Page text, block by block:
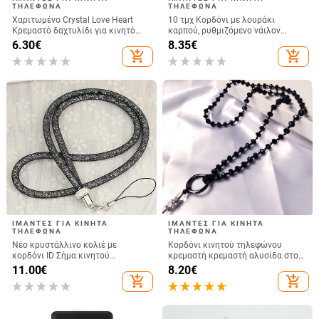
ΤΗΛΈΦΩΝΑ
Χαριτωμένο Crystal Love Heart
Κρεμαστό δαχτυλίδι για κινητό
τηλέφωνο Lanyard Strap Anti-Lost
βραχιόλι για Iphone Αλυσίδα
τηλεφώνου Samsung Keychain
6.30€
add_shopping_cart
ΤΗΛΈΦΩΝΑ
10 τμχ Κορδόνι με λουράκι
καρπού, ρυθμιζόμενο νάιλον
λουριά καρπού Κορδόνι μπρελόκ
για θήκη κινητού τηλεφώνου,
κάμερα, USB, σήμα
8.35€
add_shopping_cart
ΙΜΆΝΤΕΣ ΓΙΑ ΚΙΝΗΤΆ
ΤΗΛΈΦΩΝΑ
Νέο κρυστάλλινο κολιέ με
κορδόνι ID Σήμα κινητού
τηλεφώνου Μπρελόκ γκλίτερ
λουράκι κορδόνι στρας Διχτυωτό
αντικλεπτικό σχοινί κρεμαστό
11.00€
add_shopping_cart
ΙΜΆΝΤΕΣ ΓΙΑ ΚΙΝΗΤΆ
ΤΗΛΈΦΩΝΑ
Κορδόνι κινητού τηλεφώνου
κρεμαστή κρεμαστή αλυσίδα στον
λαιμό Κρεμαστό κρυστάλλινο
χάντρες χειροποίητο Αντι-χαμένο
σχοινί για iPhone Αποσπώμενο
8.20€
add_shopping_cart